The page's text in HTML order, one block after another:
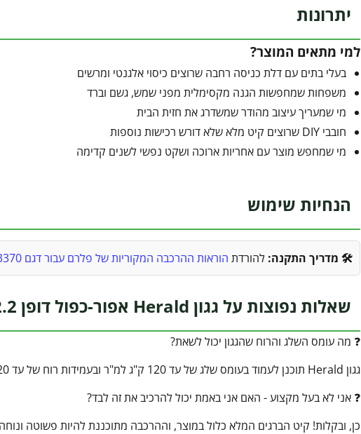
יתרונות
למי מתאים המוצר?
בעלי בתים עם דלת כניסה רחבה שרוצים כיסוי אלגנטי ומרשים
משפחות שמחפשות הגנה מקסימלית מפני שמש, גשם וברד
מי שמעריך עיצוב מהודר שמשדרג את חזית הבית
חובבי DIY שרוצים קיט מלא שלא דורש רכישות נוספות
מי שמחפש מוצר עם אחריות ארוכה ושקט נפשי לשנים קדימה
הנחיות שימוש
🛠️ מדריך התקנה: להורדת הוראות ההרכבה המקוריות של פלרם עבור דגם 703370 (קובץ PDF) לחצו כאן
שאלות נפוצות על גגון Herald אפור-כפול דופן 1.4X2.2 מבית פלרם – Canopia
❓ מה עומס השלג והרוח שהגגון יכול לשאת?
גגון Herald תוכנן לעמוד בעומס שלג של עד 120 ק"ג למ"ר ובעמידות רוח של עד 120 קמ"ש - עמידות יוצאת דופן שמתאימה גם לחורפים הסוערים ביותר.
❓ אני לא בעל מקצוע - האם אני באמת יכול להרכיב את זה לבד?
כן, ובקלות! קיט הברגים המלא כלול במוצר, וההרכבה מתוכננת להיות פשוטה